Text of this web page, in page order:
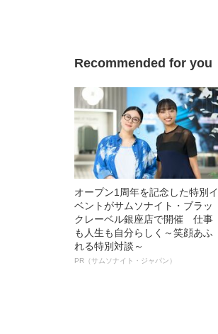
Recommended for you
オープン1周年を記念した特別イ
ベントがサムソナイト・ブラッ
クレーベル銀座店で開催 仕事
も人生も自分らしく～笑顔あふ
れる特別対談～
PR（サムソナイト・ジャパン）